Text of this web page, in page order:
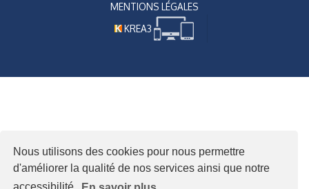
Nous utilisons des cookies pour nous permettre
d'améliorer la qualité de nos services ainsi que notre
MENTIONS LÉGALES
KREA3